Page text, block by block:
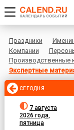
Праздники
Компании
Производственные
Экспертные
СЕГОДНЯ
7 августа
2026 года,
пятница